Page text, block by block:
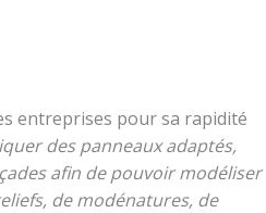
entreprises pour sa rapidité
des panneaux adaptés,
afin de pouvoir modéliser
de modénatures, de